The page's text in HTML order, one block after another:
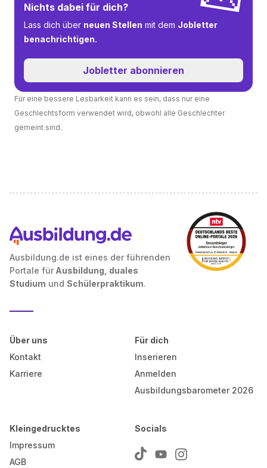
Nichts dabei für dich?
Lass dich über neuen Stellen mit dem Jobletter
benachrichtigen.
Jobletter abonnieren
Für eine bessere Lesbarkeit kann es sein, dass nur eine
Geschlechtsform verwendet wird, obwohl alle Geschlechter
gemeint sind.
Ausbildung.de ist eines der führenden
Portale für Ausbildung, duales
Studium und Schülerpraktikum.
Über uns
Kontakt
Karriere
Für dich
Inserieren
Anmelden
Ausbildungsbarometer 2026
Kleingedrucktes
Impressum
AGB
Socials